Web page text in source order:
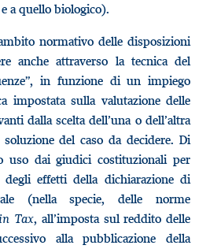
a quello biologico).
normativo delle disposizioni
anche attraverso la tecnica del
in funzione di un impiego
impostata sulla valutazione delle
dalla scelta dell’una o dell’altra
del caso da decidere. Di
uso dai giudici costituzionali per
degli effetti della dichiarazione di
(nella specie, delle norme
Tax, all’imposta sul reddito delle
alla pubblicazione della